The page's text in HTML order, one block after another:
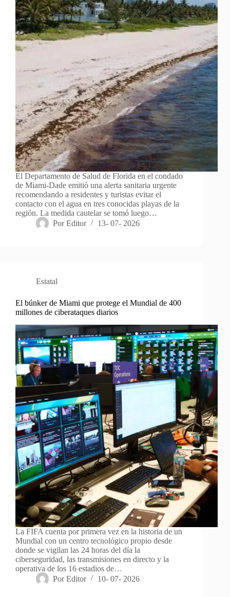
El Departamento de Salud de Florida en el condado
de Miami-Dade emitió una alerta sanitaria urgente
recomendando a residentes y turistas evitar el
contacto con el agua en tres conocidas playas de la
región. La medida cautelar se tomó luego…
Por Editor 13- 07- 2026
Estatal
El búnker de Miami que protege el Mundial de 400
millones de ciberataques diarios
La FIFA cuenta por primera vez en la historia de un
Mundial con un centro tecnológico propio desde
donde se vigilan las 24 horas del día la
ciberseguridad, las transmisiones en directo y la
operativa de los 16 estadios de…
Por Editor 10- 07- 2026